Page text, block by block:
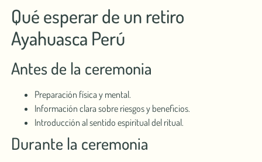
Qué esperar de un retiro
Ayahuasca Perú
Antes de la ceremonia
Preparación física y mental.
Información clara sobre riesgos y beneficios.
Introducción al sentido espiritual del ritual.
Durante la ceremonia